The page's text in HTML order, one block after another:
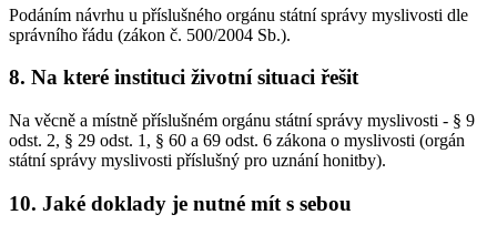
Podáním návrhu u příslušného orgánu státní správy myslivosti dle
správního řádu (zákon č. 500/2004 Sb.).
8. Na které instituci životní situaci řešit
Na věcně a místně příslušném orgánu státní správy myslivosti - § 9
odst. 2, § 29 odst. 1, § 60 a 69 odst. 6 zákona o myslivosti (orgán
státní správy myslivosti příslušný pro uznání honitby).
10. Jaké doklady je nutné mít s sebou